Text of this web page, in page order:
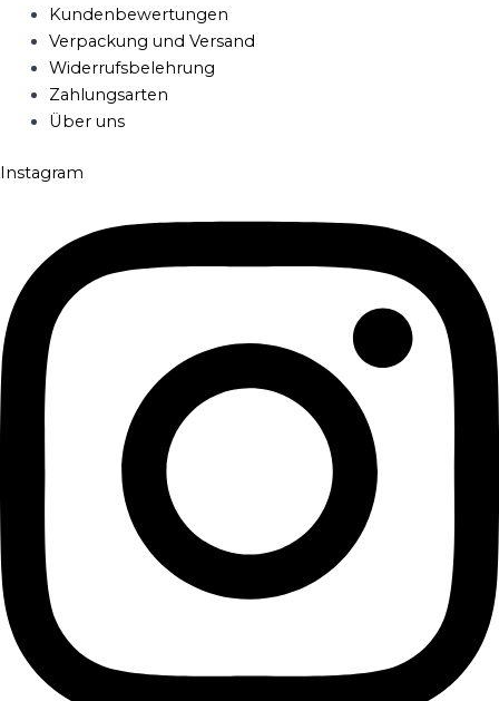
Kundenbewertungen
Verpackung und Versand
Widerrufsbelehrung
Zahlungsarten
Über uns
Instagram